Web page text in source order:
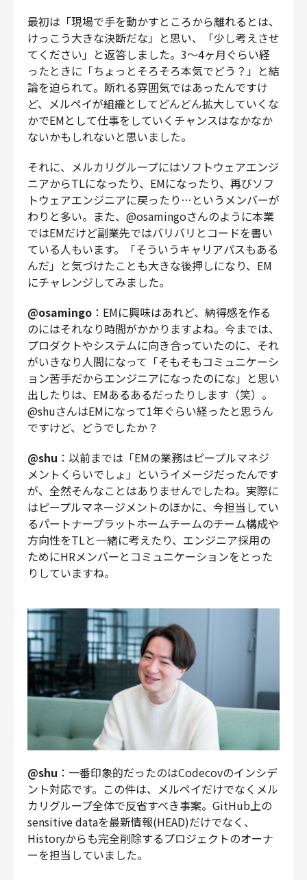
最初は「現場で手を動かすところから離れるとは、
けっこう大きな決断だな」と思い、「少し考えさせ
てください」と返答しました。3〜4ヶ月ぐらい経
ったときに「ちょっとそろそろ本気でどう？」と結
論を迫られて。断れる雰囲気ではあったんですけ
ど、メルペイが組織としてどんどん拡大していくな
かでEMとして仕事をしていくチャンスはなかなか
ないかもしれないと思いました。
それに、メルカリグループにはソフトウェアエンジ
ニアからTLになったり、EMになったり、再びソフ
トウェアエンジニアに戻ったり…というメンバーが
わりと多い。また、@osamingoさんのように本業
ではEMだけど副業先ではバリバリとコードを書い
ている人もいます。「そういうキャリアパスもある
んだ」と気づけたことも大きな後押しになり、EM
にチャレンジしてみました。
@osamingo ：EMに興味はあれど、納得感を作る
のにはそれなり時間がかかりますよね。今までは、
プロダクトやシステムに向き合っていたのに、それ
がいきなり人間になって「そもそもコミュニケーシ
ョン苦手だからエンジニアになったのにな」と思い
出したりは、EMあるあるだったりします（笑）。
@shuさんはEMになって1年ぐらい経ったと思うん
ですけど、どうでしたか？
@shu ：以前までは「EMの業務はピープルマネジ
メントくらいでしょ」というイメージだったんです
が、全然そんなことはありませんでしたね。実際に
はピープルマネージメントのほかに、今担当してい
るパートナープラットホームチームのチーム構成や
方向性をTLと一緒に考えたり、エンジニア採用の
ためにHRメンバーとコミュニケーションをとった
りしていますね。
@shu ：一番印象的だったのはCodecovのインシデ
ント対応です。この件は、メルペイだけでなくメル
カリグループ全体で反省すべき事案。GitHub上の
sensitive dataを最新情報(HEAD)だけでなく、
Historyからも完全削除するプロジェクトのオーナ
ーを担当していました。